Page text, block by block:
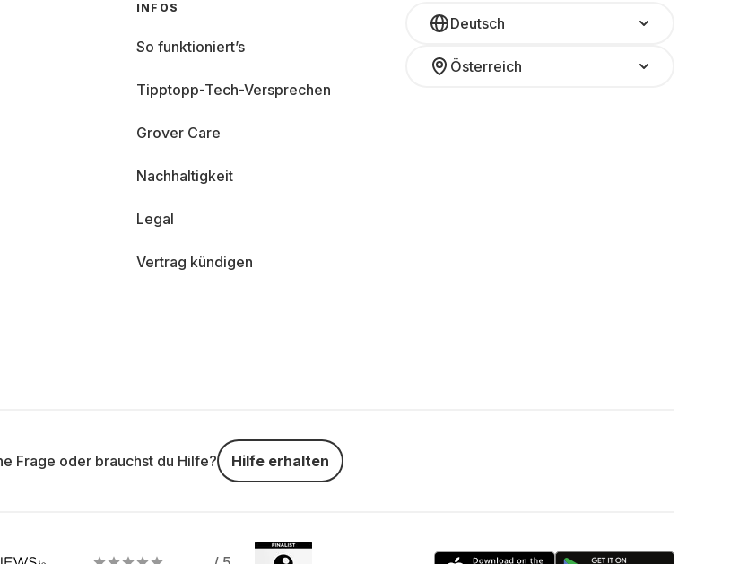
Deutsch
Österreich
INFOS
So funktioniert’s
Tipptopp-Tech-Versprechen
Grover Care
Nachhaltigkeit
Legal
Vertrag kündigen
Frage oder brauchst du Hilfe? Hilfe erhalten